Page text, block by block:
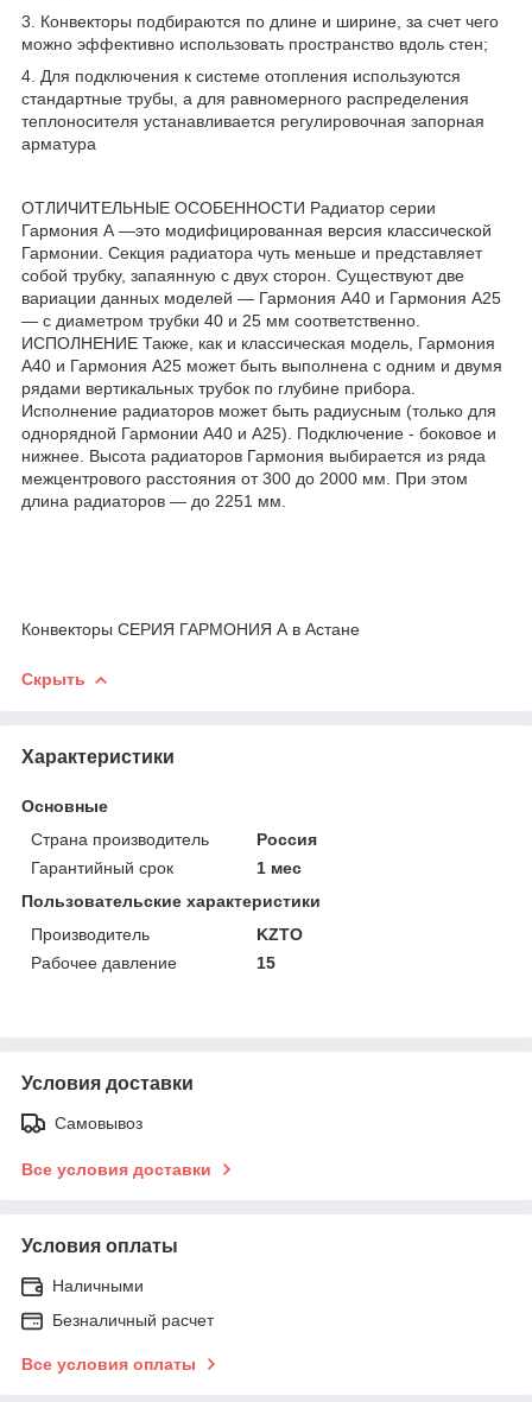
3. Конвекторы подбираются по длине и ширине, за счет чего
можно эффективно использовать пространство вдоль стен;
4. Для подключения к системе отопления используются
стандартные трубы, а для равномерного распределения
теплоносителя устанавливается регулировочная запорная
арматура
ОТЛИЧИТЕЛЬНЫЕ ОСОБЕННОСТИ Радиатор серии
Гармония А —это модифицированная версия классической
Гармонии. Секция радиатора чуть меньше и представляет
собой трубку, запаянную с двух сторон. Существуют две
вариации данных моделей — Гармония А40 и Гармония А25
— с диаметром трубки 40 и 25 мм соответственно.
ИСПОЛНЕНИЕ Также, как и классическая модель, Гармония
А40 и Гармония А25 может быть выполнена с одним и двумя
рядами вертикальных трубок по глубине прибора.
Исполнение радиаторов может быть радиусным (только для
однорядной Гармонии А40 и А25). Подключение - боковое и
нижнее. Высота радиаторов Гармония выбирается из ряда
межцентрового расстояния от 300 до 2000 мм. При этом
длина радиаторов — до 2251 мм.
Конвекторы СЕРИЯ ГАРМОНИЯ А в Астане
Скрыть
Характеристики
Основные
Страна производитель
Россия
Гарантийный срок
1 мес
Пользовательские характеристики
Производитель
KZTO
Рабочее давление
15
Условия доставки
Самовывоз
Все условия доставки
Условия оплаты
Наличными
Безналичный расчет
Все условия оплаты